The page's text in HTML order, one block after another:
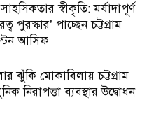
স্বীকৃতি: মর্যাদাপূর্ণ
পুরস্কার’ পাচ্ছেন চট্টগ্রাম
আসিফ
ঝুঁকি মোকাবিলায় চট্টগ্রাম
নিরাপত্তা ব্যবস্থার উদ্বোধন